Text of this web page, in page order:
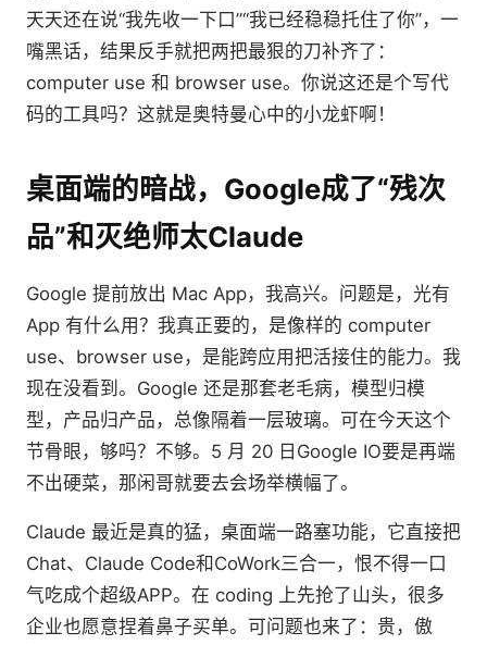
天天还在说“我先收一下口”“我已经稳稳托住了你”，一
嘴黑话，结果反手就把两把最狠的刀补齐了：
computer use 和 browser use。你说这还是个写代
码的工具吗？这就是奥特曼心中的小龙虾啊！
桌面端的暗战，Google成了“残次
品”和灭绝师太Claude
Google 提前放出 Mac App，我高兴。问题是，光有
App 有什么用？我真正要的，是像样的 computer
use、browser use，是能跨应用把活接住的能力。我
现在没看到。Google 还是那套老毛病，模型归模
型，产品归产品，总像隔着一层玻璃。可在今天这个
节骨眼，够吗？不够。5 月 20 日Google IO要是再端
不出硬菜，那闲哥就要去会场举横幅了。
Claude 最近是真的猛，桌面端一路塞功能，它直接把
Chat、Claude Code和CoWork三合一，恨不得一口
气吃成个超级APP。在 coding 上先抢了山头，很多
企业也愿意捏着鼻子买单。可问题也来了：贵，傲